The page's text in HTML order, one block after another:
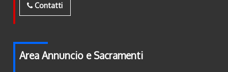
Contatti
Area Annuncio e Sacramenti